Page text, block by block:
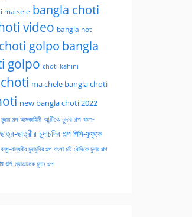
ma sele bangla choti
video bangla hot
golpo bangla
golpo choti kahini
ma chele bangla choti
new bangla choti 2022
গল্প আত্মকাহিনী আন্টিকে চুদার গল্প খালা-
ছাত্র-ছাত্রীর চুদাচদির গল্প পিসি-ফুফুকে
বন্ধু-বান্ধবীর চুদাচুদির গল্প বাংলা চটি বৌদিকে চুদার গল্প
গল্প ম্যাডামকে চুদার গল্প